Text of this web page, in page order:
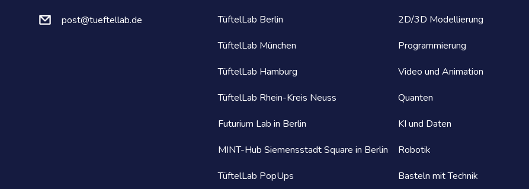
post@tueftellab.de
TüftelLab Berlin
TüftelLab München
TüftelLab Hamburg
TüftelLab Rhein-Kreis Neuss
Futurium Lab in Berlin
MINT-Hub Siemensstadt Square in Berlin
TüftelLab PopUps
2D/3D Modellierung
Programmierung
Video und Animation
Quanten
KI und Daten
Robotik
Basteln mit Technik